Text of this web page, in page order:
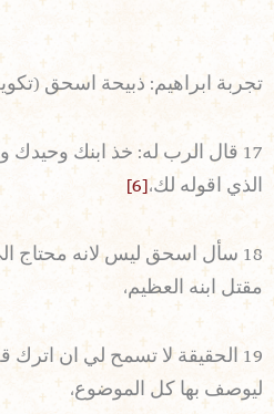
تجربة ابراهيم: ذبيحة اسحق (تكوين
17 قال الرب له: خذ ابنك
الذي اقوله لك، [6]
18 سأل اسحق ليس لانه محتاج
مقتل ابنه العظيم،
19 الحقيقة لا تسمح لي ان اترك
ليوصف بها كل الموضوع،